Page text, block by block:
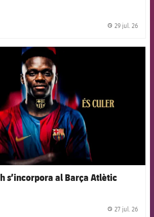
29 jul. 26
FCB Barcelona badge
s’incorpora al Barça Atlètic
27 jul. 26